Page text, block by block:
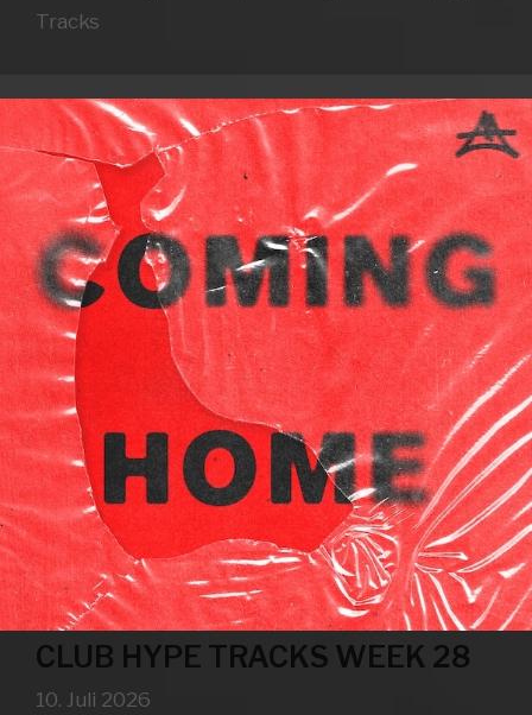
Tracks
CLUB HYPE TRACKS WEEK 28
10. Juli 2026